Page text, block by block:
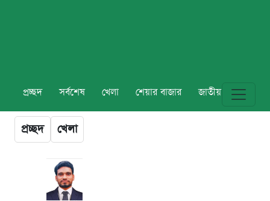
প্রচ্ছদ সর্বশেষ খেলা শেয়ার বাজার জাতীয় বিশ্ব
প্রচ্ছদ খেলা